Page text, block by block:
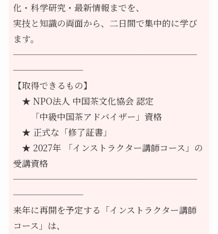
化・科学研究・最新情報までを、
実技と知識の両面から、二日間で集中的に学び
ます。
─────────────────────
────────
【取得できるもの】
★ NPO法人 中国茶文化協会 認定
「中級中国茶アドバイザー」資格
★ 正式な「修了証書」
★ 2027年 「インストラクター講師コース」の
受講資格
─────────────────────
────────
来年に再開を予定する「インストラクター講師
コース」は、